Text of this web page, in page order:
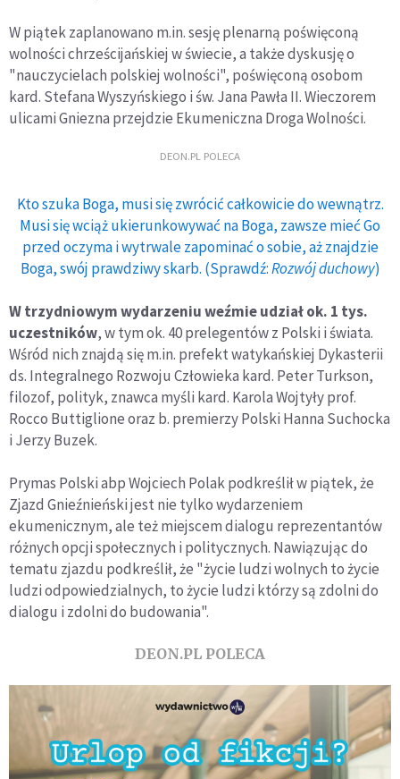
W piątek zaplanowano m.in. sesję plenarną poświęconą
wolności chrześcijańskiej w świecie, a także dyskusję o
"nauczycielach polskiej wolności", poświęconą osobom
kard. Stefana Wyszyńskiego i św. Jana Pawła II. Wieczorem
ulicami Gniezna przejdzie Ekumeniczna Droga Wolności.
DEON.PL POLECA
Kto szuka Boga, musi się zwrócić całkowicie do wewnątrz.
Musi się wciąż ukierunkowywać na Boga, zawsze mieć Go
przed oczyma i wytrwale zapominać o sobie, aż znajdzie
Boga, swój prawdziwy skarb. (Sprawdź:Rozwój duchowy)
W trzydniowym wydarzeniu weźmie udział ok. 1 tys.
uczestników, w tym ok. 40 prelegentów z Polski i świata.
Wśród nich znajdą się m.in. prefekt watykańskiej Dykasterii
ds. Integralnego Rozwoju Człowieka kard. Peter Turkson,
filozof, polityk, znawca myśli kard. Karola Wojtyły prof.
Rocco Buttiglione oraz b. premierzy Polski Hanna Suchocka
i Jerzy Buzek.
Prymas Polski abp Wojciech Polak podkreślił w piątek, że
Zjazd Gnieźnieński jest nie tylko wydarzeniem
ekumenicznym, ale też miejscem dialogu reprezentantów
różnych opcji społecznych i politycznych. Nawiązując do
tematu zjazdu podkreślił, że "życie ludzi wolnych to życie
ludzi odpowiedzialnych, to życie ludzi którzy są zdolni do
dialogu i zdolni do budowania".
DEON.PL POLECA